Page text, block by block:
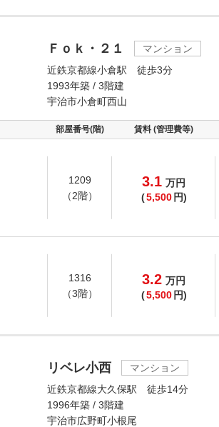
Ｆｏｋ・２１
マンション
近鉄京都線小倉駅 徒歩3分
1993年築 / 3階建
宇治市小倉町西山
部屋番号(階) 賃料 (管理費等)
1209
（2階）
3.1 万円
(5,500 円)
1316
（3階）
3.2 万円
(5,500 円)
リベレ小西
マンション
近鉄京都線大久保駅 徒歩14分
1996年築 / 3階建
宇治市広野町小根尾